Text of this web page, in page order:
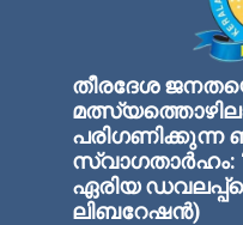
തീരദേശ
പരിഗണിക്കുന്ന
സ്വാഗതാര്‍ഹം:
ഏരിയ
ലിബറേഷന്‍)